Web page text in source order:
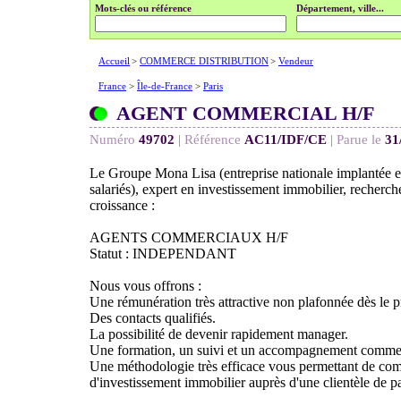
Mots-clés ou référence Département, ville...
Accueil > COMMERCE DISTRIBUTION> Vendeur
France > Île-de-France > Paris
AGENT COMMERCIAL H/F
Numéro 49702 | Référence AC11/IDF/CE | Parue le
Le Groupe Mona Lisa (entreprise nationale implantée
salariés), expert en investissement immobilier,
croissance :
AGENTS COMMERCIAUX H/F
Statut : INDEPENDANT
Nous vous offrons :
Une rémunération très attractive non plafonnée dès le
Des contacts qualifiés.
La possibilité de devenir rapidement manager.
Une formation, un suivi et un accompagnement
Une méthodologie très efficace vous permettant de
d'investissement immobilier auprès d'une clientèle de